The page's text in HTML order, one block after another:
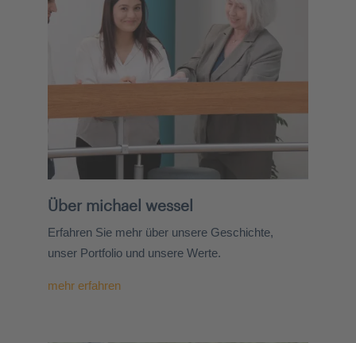
Über michael wessel
Erfahren Sie mehr über unsere Geschichte,
unser Portfolio und unsere Werte.
mehr erfahren